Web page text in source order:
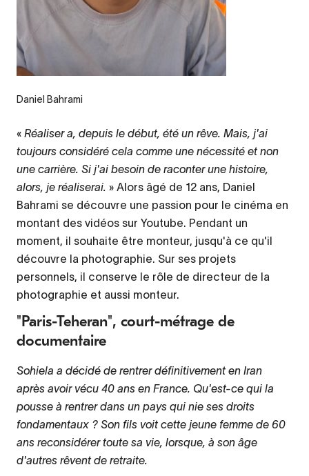
Legende
Daniel Bahrami
« Réaliser a, depuis le début, été un rêve. Mais, j'ai
toujours considéré cela comme une nécessité et non
une carrière. Si j'ai besoin de raconter une histoire,
alors, je réaliserai. » Alors âgé de 12 ans, Daniel
Bahrami se découvre une passion pour le cinéma en
montant des vidéos sur Youtube. Pendant un
moment, il souhaite être monteur, jusqu'à ce qu'il
découvre la photographie. Sur ses projets
personnels, il conserve le rôle de directeur de la
photographie et aussi monteur.
"Paris-Teheran", court-métrage de
documentaire
Sohiela a décidé de rentrer définitivement en Iran
après avoir vécu 40 ans en France. Qu'est-ce qui la
pousse à rentrer dans un pays qui nie ses droits
fondamentaux ? Son fils voit cette jeune femme de 60
ans reconsidérer toute sa vie, lorsque, à son âge
d'autres rêvent de retraite.